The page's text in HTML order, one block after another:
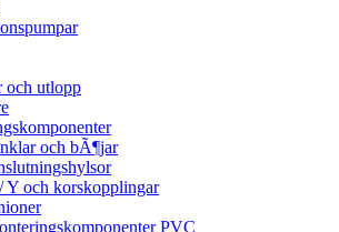
och utlopp
och bÃ¶jar
Y och korskopplingar
PVC